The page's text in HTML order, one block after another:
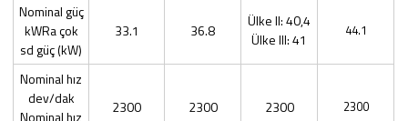
Nominal güç
kWRa çok
sd güç (kW)
33.1 36.8
Ülke II: 40,4
Ülke III: 41
44.1
Nominal hız
dev/dak
Nominal hız
2300 2300 2300 2300